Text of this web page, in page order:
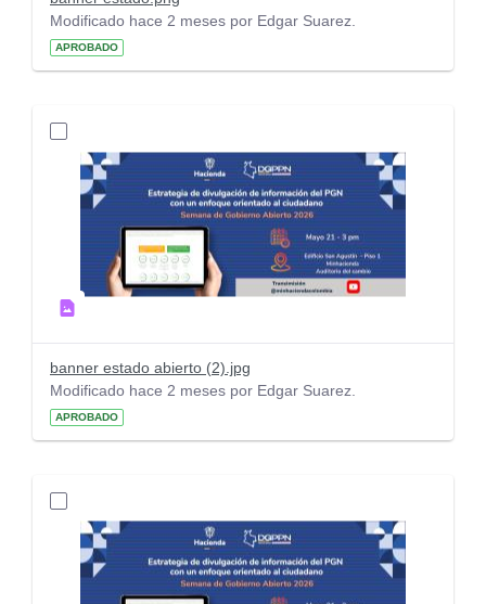
Modificado hace 2 meses por Edgar Suarez.
APROBADO
banner estado abierto (2).jpg
Modificado hace 2 meses por Edgar Suarez.
APROBADO